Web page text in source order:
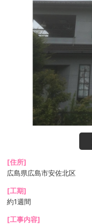
[住所]
広島県広島市安佐北区
[工期]
約1週間
[工事内容]